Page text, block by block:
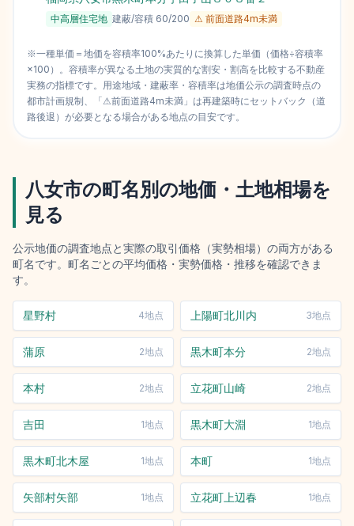
中高層住宅地 建蔽/容積 60/200 ⚠ 前面道路4m未満
※一種単価＝地価を容積率100%あたりに換算した単価（価格÷容積率
×100）。容積率が異なる土地の実質的な割安・割高を比較する不動産
実務の指標です。用途地域・建蔽率・容積率は地価公示の調査時点の
都市計画規制、「⚠前面道路4m未満」は再建築時にセットバック（道
路後退）が必要となる場合がある地点の目安です。
八女市の町名別の地価・土地相場を
見る
公示地価の調査地点と実際の取引価格（実勢相場）の両方がある
町名です。町名ごとの平均価格・実勢価格・推移を確認できま
す。
星野村 4地点 上陽町北川内 3地点
蒲原 2地点 黒木町本分 2地点
本村 2地点 立花町山崎 2地点
吉田 1地点 黒木町大淵 1地点
黒木町北木屋 1地点 本町 1地点
矢部村矢部 1地点 立花町上辺春 1地点